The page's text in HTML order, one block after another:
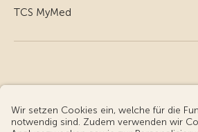
TCS MyMed